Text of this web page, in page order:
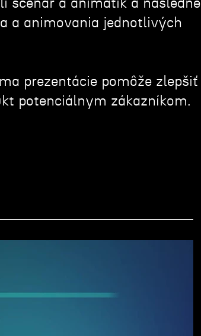
scénar a animatik a následne
a animovania jednotlivých
prezentácie pomôže zlepšiť
potenciálnym zákazníkom.